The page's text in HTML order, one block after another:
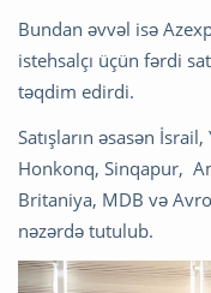
Bundan əvvəl isə
istehsalçı üçün fərdi
təqdim edirdi.
Satışların əsasən
Honkonq, Sinqapur,
Britaniya, MDB və
nəzərdə tutulub.